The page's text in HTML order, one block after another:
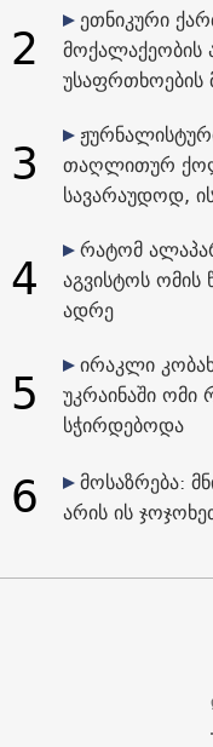
2
ეთნიკური
მოქალაქეობის
უსაფრთხოების
3
თაღლითურ
სავარაუდოდ,
4
რატომ
აგვისტოს
ადრე
5
ირაკლი
უკრაინაში
სჭირდებოდა
6
მოსაზრება:
არის ის